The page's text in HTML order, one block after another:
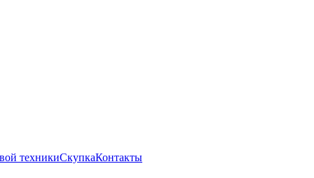
техникиСкупкаКонтакты